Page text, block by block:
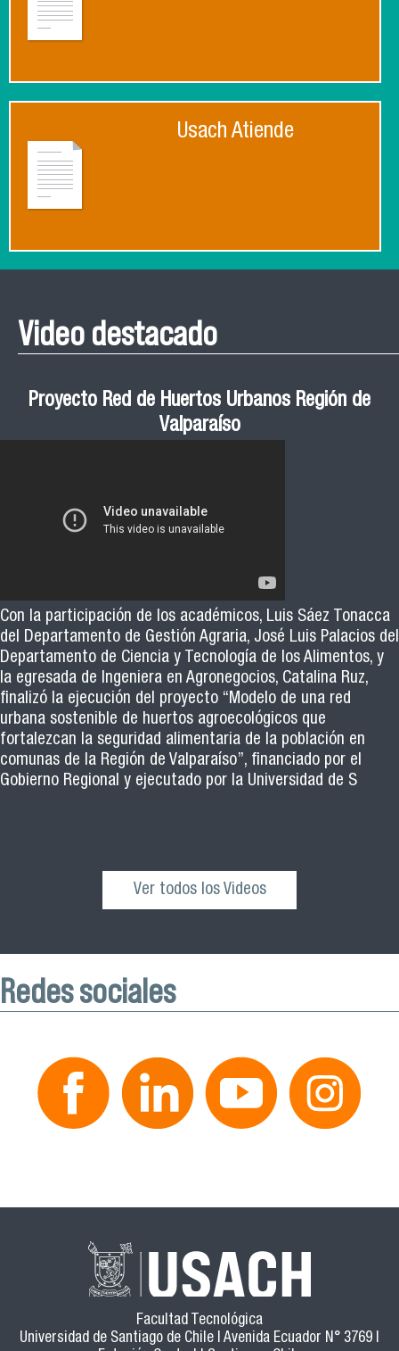
Usach Atiende
Video destacado
Proyecto Red de Huertos Urbanos Región de
Valparaíso
Con la participación de los académicos, Luis Sáez Tonacca
del Departamento de Gestión Agraria, José Luis Palacios del
Departamento de Ciencia y Tecnología de los Alimentos, y
la egresada de Ingeniera en Agronegocios, Catalina Ruz,
finalizó la ejecución del proyecto “Modelo de una red
urbana sostenible de huertos agroecológicos que
fortalezcan la seguridad alimentaria de la población en
comunas de la Región de Valparaíso”, financiado por el
Gobierno Regional y ejecutado por la Universidad de S
Ver todos los Videos
Redes sociales
Facultad Tecnológica
Universidad de Santiago de Chile | Avenida Ecuador N° 3769 |